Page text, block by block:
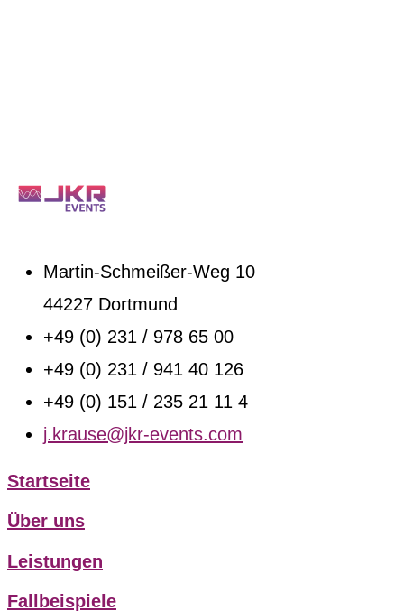
Martin-Schmeißer-Weg 10
44227 Dortmund
+49 (0) 231 / 978 65 00
+49 (0) 231 / 941 40 126
+49 (0) 151 / 235 21 11 4
j.krause@jkr-events.com
Startseite
Über uns
Leistungen
Fallbeispiele